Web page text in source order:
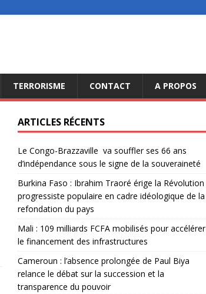
TERRORISME CONTACT A PROPOS
ARTICLES RÉCENTS
Le Congo-Brazzaville va souffler ses 66 ans
d’indépendance sous le signe de la souveraineté
Burkina Faso : Ibrahim Traoré érige la Révolution
progressiste populaire en cadre idéologique de la
refondation du pays
Mali : 109 milliards FCFA mobilisés pour accélérer
le financement des infrastructures
Cameroun : l’absence prolongée de Paul Biya
relance le débat sur la succession et la
transparence du pouvoir